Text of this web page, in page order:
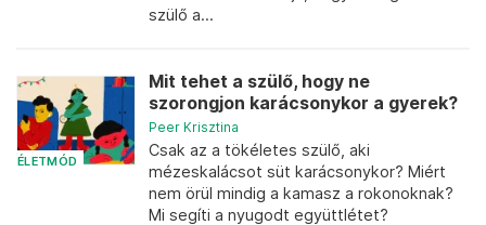
szülő a...
ÉLETMÓD
Mit tehet a szülő, hogy ne
szorongjon karácsonykor a gyerek?
Peer Krisztina
Csak az a tökéletes szülő, aki
mézeskalácsot süt karácsonykor? Miért
nem örül mindig a kamasz a rokonoknak?
Mi segíti a nyugodt együttlétet?